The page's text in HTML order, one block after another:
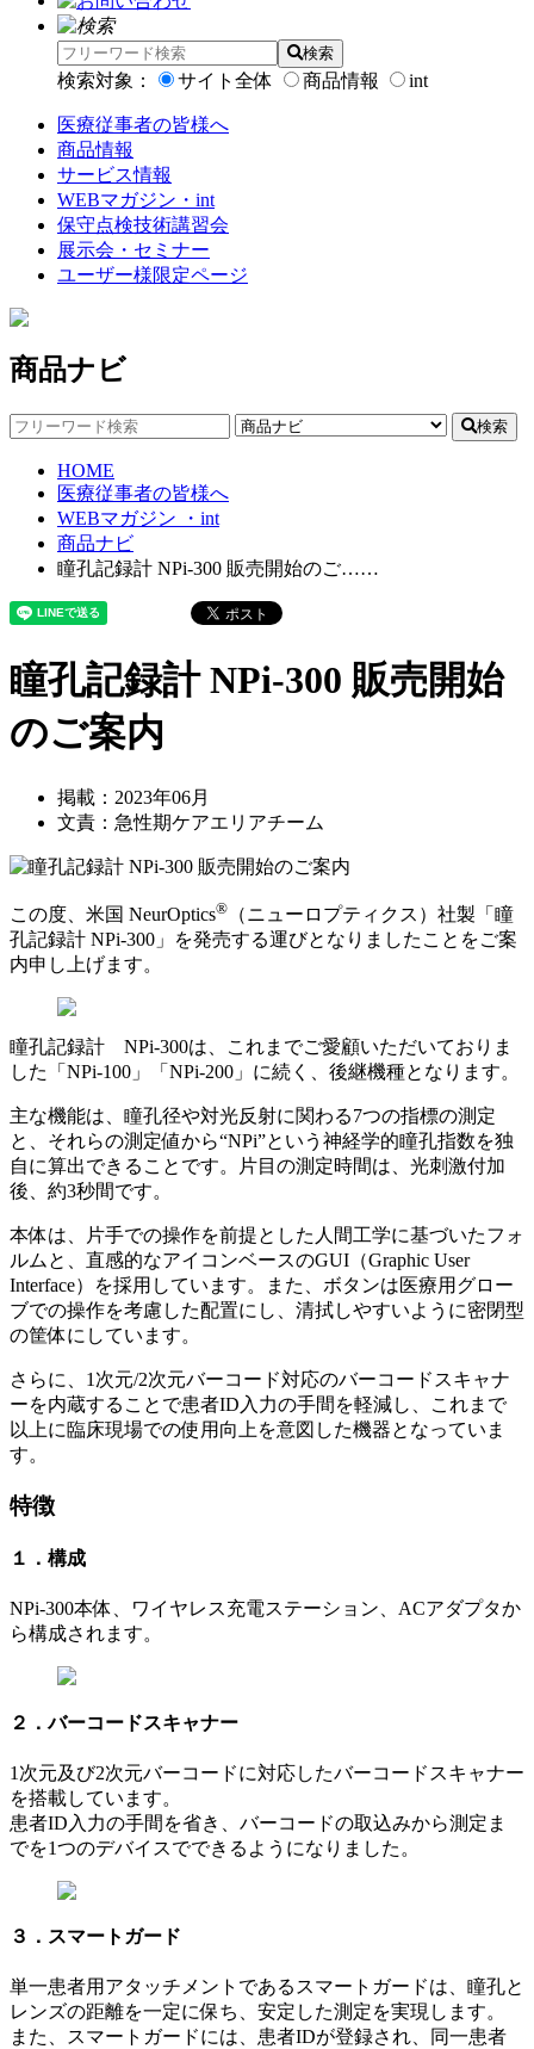
検索
検索対象： サイト全体 商品情報 int
医療従事者の皆様へ
商品情報
サービス情報
WEBマガジン・int
保守点検技術講習会
展示会・セミナー
ユーザー様限定ページ
商品ナビ
検索
HOME
医療従事者の皆様へ
WEBマガジン ・int
商品ナビ
瞳孔記録計 NPi-300 販売開始のご……
瞳孔記録計 NPi-300 販売開始
のご案内
掲載：2023年06月
文責：急性期ケアエリアチーム
この度、米国 NeurOptics® （ニューロプティクス）社製「瞳
孔記録計 NPi-300」を発売する運びとなりましたことをご案
内申し上げます。
瞳孔記録計 NPi-300は、これまでご愛顧いただいておりま
した「NPi-100」「NPi-200」に続く、後継機種となります。
主な機能は、瞳孔径や対光反射に関わる7つの指標の測定
と、それらの測定値から“NPi”という神経学的瞳孔指数を独
自に算出できることです。片目の測定時間は、光刺激付加
後、約3秒間です。
本体は、片手での操作を前提とした人間工学に基づいたフォ
ルムと、直感的なアイコンベースのGUI（Graphic User
Interface）を採用しています。また、ボタンは医療用グロー
ブでの操作を考慮した配置にし、清拭しやすいように密閉型
の筐体にしています。
さらに、1次元/2次元バーコード対応のバーコードスキャナ
ーを内蔵することで患者ID入力の手間を軽減し、これまで
以上に臨床現場での使用向上を意図した機器となっていま
す。
特徴
１．構成
NPi-300本体、ワイヤレス充電ステーション、ACアダプタか
ら構成されます。
２．バーコードスキャナー
1次元及び2次元バーコードに対応したバーコードスキャナー
を搭載しています。
患者ID入力の手間を省き、バーコードの取込みから測定ま
でを1つのデバイスでできるようになりました。
３．スマートガード
単一患者用アタッチメントであるスマートガードは、瞳孔と
レンズの距離を一定に保ち、安定した測定を実現します。
また、スマートガードには、患者IDが登録され、同一患者